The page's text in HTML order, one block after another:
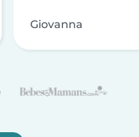
Giovanna